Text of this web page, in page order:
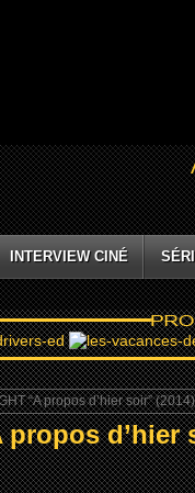
INTERVIEW CINÉ
“A propos d’hier soir” (2014)
propos d’hier